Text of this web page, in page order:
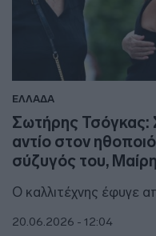
ΕΛΛΑΔΑ
Σωτήρης Τσόγκας:
αντίο στον
σύζυγός του,
Ο καλλιτέχνης έφυγε
20.06.2026 - 12:04